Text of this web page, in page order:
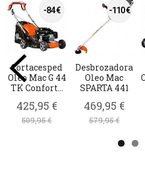
-60 €
Motosierra
Oleo Mac GSH
510
225,95 €
285,95 €
Aceite motor
4T 10W-30.
4,95 €